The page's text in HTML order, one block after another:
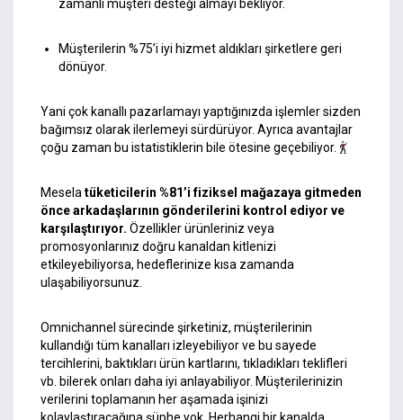
zamanlı müşteri desteği almayı bekliyor.
Müşterilerin %75’i iyi hizmet aldıkları şirketlere geri
dönüyor.
Yani çok kanallı pazarlamayı yaptığınızda işlemler sizden
bağımsız olarak ilerlemeyi sürdürüyor. Ayrıca avantajlar
çoğu zaman bu istatistiklerin bile ötesine geçebiliyor.
Mesela tüketicilerin %81’i fiziksel mağazaya gitmeden
önce arkadaşlarının gönderilerini kontrol ediyor ve
karşılaştırıyor. Özellikler ürünleriniz veya
promosyonlarınız doğru kanaldan kitlenizi
etkileyebiliyorsa, hedeflerinize kısa zamanda
ulaşabiliyorsunuz.
Omnichannel sürecinde şirketiniz, müşterilerinin
kullandığı tüm kanalları izleyebiliyor ve bu sayede
tercihlerini, baktıkları ürün kartlarını, tıkladıkları teklifleri
vb. bilerek onları daha iyi anlayabiliyor. Müşterilerinizin
verilerini toplamanın her aşamada işinizi